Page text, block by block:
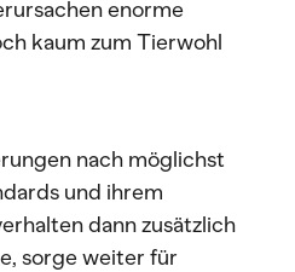
enorme
kaum zum Tierwohl
nach möglichst
und ihrem
dann zusätzlich
sorge weiter für